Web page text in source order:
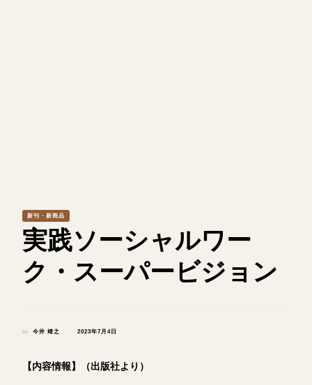
新刊・新商品
実践ソーシャルワー
ク・スーパービジョン
by 今井 靖之 2023年7月4日
【内容情報】（出版社より）